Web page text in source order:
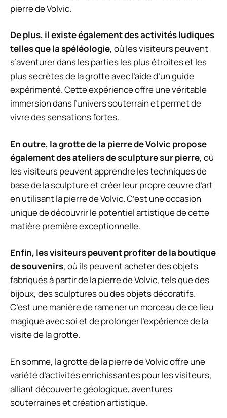
pierre de Volvic.
De plus, il existe également des activités ludiques
telles que la spéléologie, où les visiteurs peuvent
s’aventurer dans les parties les plus étroites et les
plus secrètes de la grotte avec l’aide d’un guide
expérimenté. Cette expérience offre une véritable
immersion dans l’univers souterrain et permet de
vivre des sensations fortes.
En outre, la grotte de la pierre de Volvic propose
également des ateliers de sculpture sur pierre, où
les visiteurs peuvent apprendre les techniques de
base de la sculpture et créer leur propre œuvre d’art
en utilisant la pierre de Volvic. C’est une occasion
unique de découvrir le potentiel artistique de cette
matière première exceptionnelle.
Enfin, les visiteurs peuvent profiter de la boutique
de souvenirs, où ils peuvent acheter des objets
fabriqués à partir de la pierre de Volvic, tels que des
bijoux, des sculptures ou des objets décoratifs.
C’est une manière de ramener un morceau de ce lieu
magique avec soi et de prolonger l’expérience de la
visite de la grotte.
En somme, la grotte de la pierre de Volvic offre une
variété d’activités enrichissantes pour les visiteurs,
alliant découverte géologique, aventures
souterraines et création artistique.